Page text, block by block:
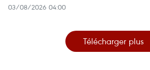
03/08/2026 04:00
Télécharger plus